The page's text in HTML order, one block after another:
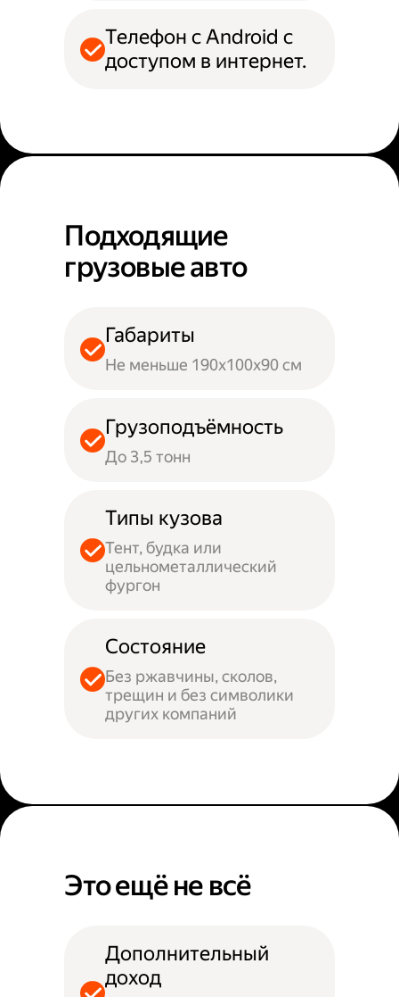
Телефон с Android с
доступом в интернет.
Подходящие
грузовые авто
Габариты
Не меньше 190х100х90 см
Грузоподъёмность
До 3,5 тонн
Типы кузова
Тент, будка или
цельнометаллический
фургон
Состояние
Без ржавчины, сколов,
трещин и без символики
других компаний
Это ещё не всё
Дополнительный
доход